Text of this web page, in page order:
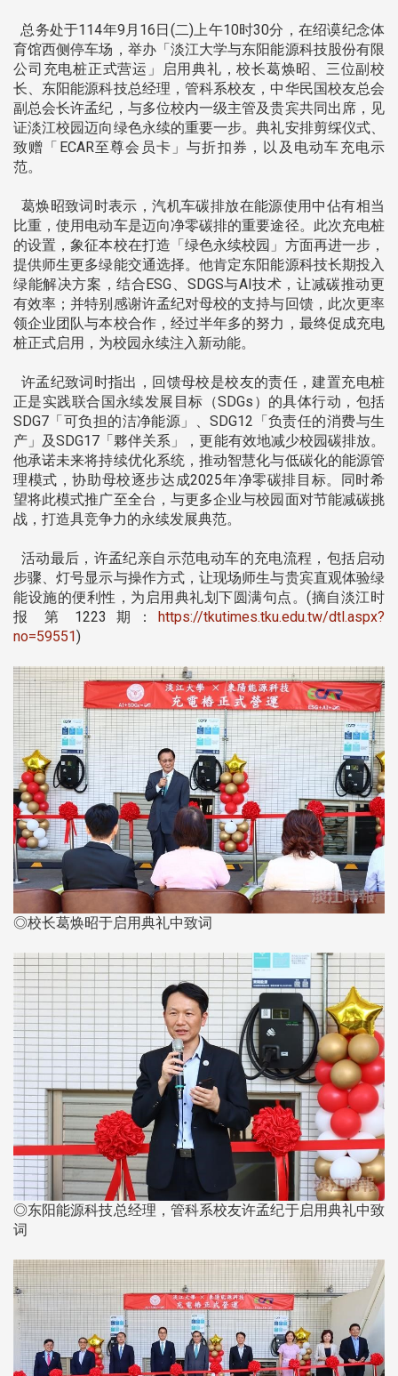
总务处于114年9月16日(二)上午10时30分，在绍谟纪念体
育馆西侧停车场，举办「淡江大学与东阳能源科技股份有限
公司充电桩正式营运」启用典礼，校长葛焕昭、三位副校
长、东阳能源科技总经理，管科系校友，中华民国校友总会
副总会长许孟纪，与多位校内一级主管及贵宾共同出席，见
证淡江校园迈向绿色永续的重要一步。典礼安排剪䌽仪式、
致赠「ECAR至尊会员卡」与折扣券，以及电动车充电示
范。
葛焕昭致词时表示，汽机车碳排放在能源使用中佔有相当
比重，使用电动车是迈向净零碳排的重要途径。此次充电桩
的设置，象征本校在打造「绿色永续校园」方面再进一步，
提供师生更多绿能交通选择。他肯定东阳能源科技长期投入
绿能解决方案，结合ESG、SDGS与AI技术，让减碳推动更
有效率；并特别感谢许孟纪对母校的支持与回馈，此次更率
领企业团队与本校合作，经过半年多的努力，最终促成充电
桩正式启用，为校园永续注入新动能。
许孟纪致词时指出，回馈母校是校友的责任，建置充电桩
正是实践联合国永续发展目标（SDGs）的具体行动，包括
SDG7「可负担的洁净能源」、SDG12「负责任的消费与生
产」及SDG17「夥伴关系」，更能有效地减少校园碳排放。
他承诺未来将持续优化系统，推动智慧化与低碳化的能源管
理模式，协助母校逐步达成2025年净零碳排目标。同时希
望将此模式推广至全台，与更多企业与校园面对节能减碳挑
战，打造具竞争力的永续发展典范。
活动最后，许孟纪亲自示范电动车的充电流程，包括启动
步骤、灯号显示与操作方式，让现场师生与贵宾直观体验绿
能设施的便利性，为启用典礼划下圆满句点。(摘自淡江时
报 第 1223 期： https://tkutimes.tku.edu.tw/dtl.aspx?
no=59551)
◎校长葛焕昭于启用典礼中致词
◎东阳能源科技总经理，管科系校友许孟纪于启用典礼中致
词